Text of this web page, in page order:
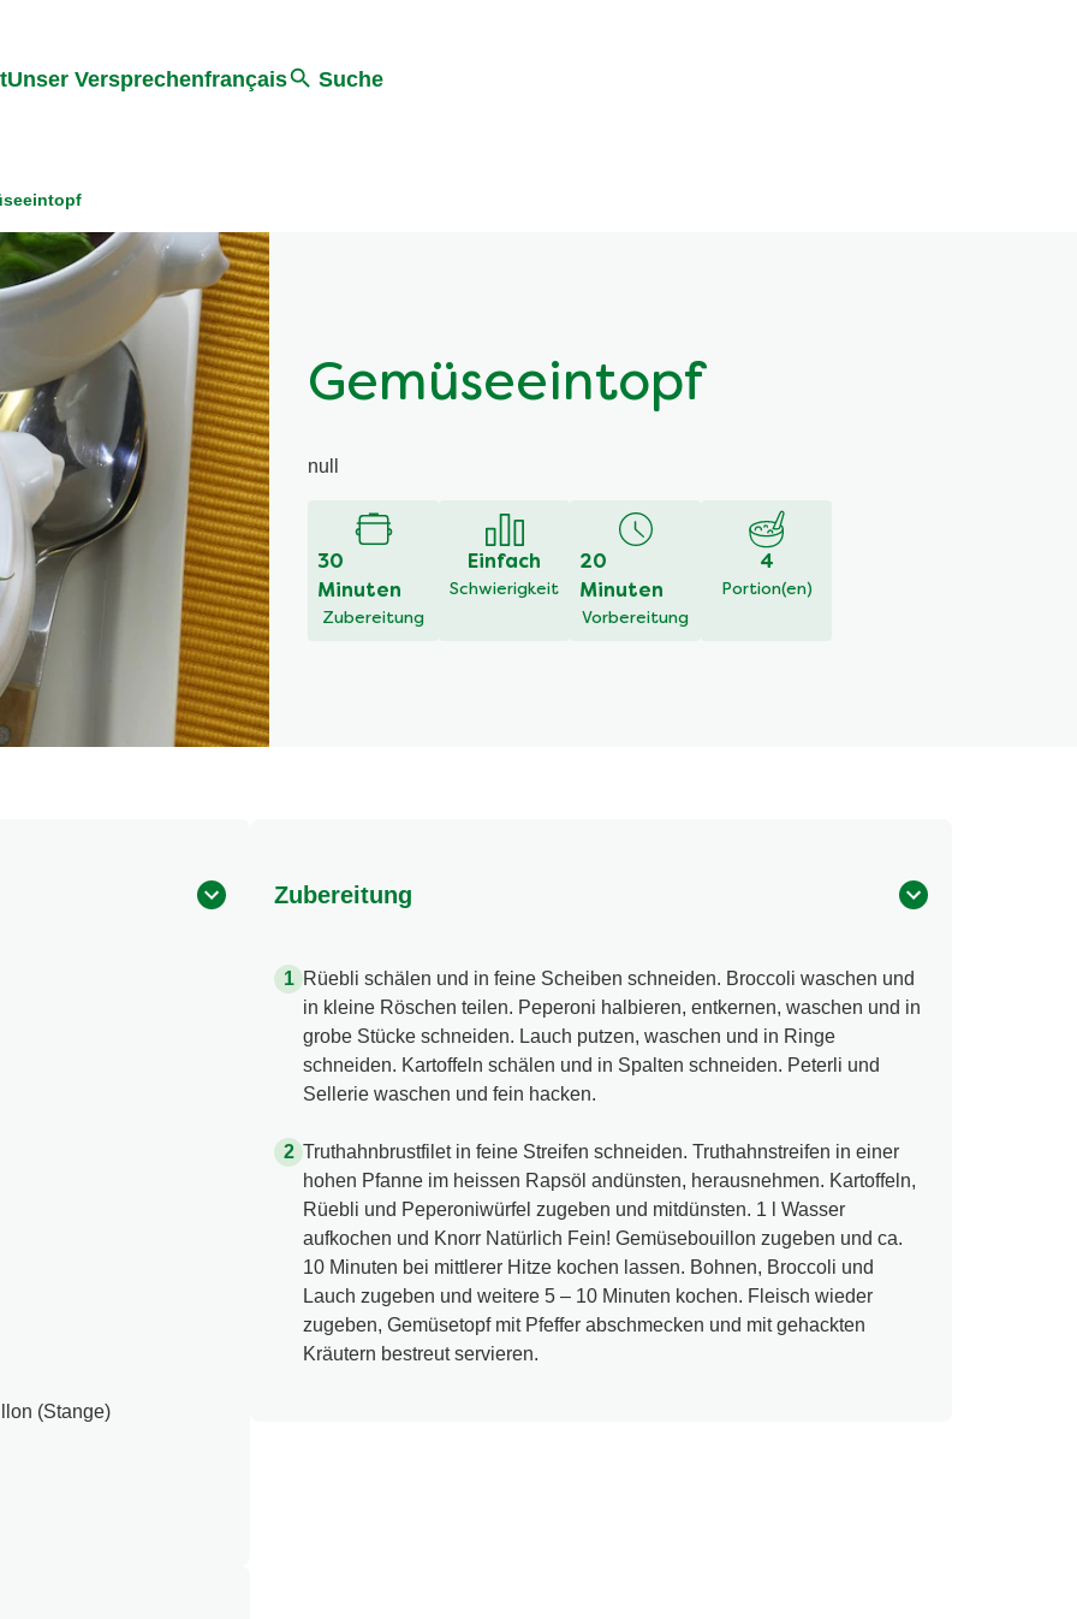
Unser Versprechenfrançais Suche
Gemüseeintopf
null
30
Minuten
Zubereitung
Einfach
Schwierigkeit
20
Minuten
Vorbereitung
4
Portion(en)
(Stange)
Zubereitung
Rüebli schälen und in feine Scheiben schneiden. Broccoli waschen und
in kleine Röschen teilen. Peperoni halbieren, entkernen, waschen und in
grobe Stücke schneiden. Lauch putzen, waschen und in Ringe
schneiden. Kartoffeln schälen und in Spalten schneiden. Peterli und
Sellerie waschen und fein hacken.
Truthahnbrustfilet in feine Streifen schneiden. Truthahnstreifen in einer
hohen Pfanne im heissen Rapsöl andünsten, herausnehmen. Kartoffeln,
Rüebli und Peperoniwürfel zugeben und mitdünsten. 1 l Wasser
aufkochen und Knorr Natürlich Fein! Gemüsebouillon zugeben und ca.
10 Minuten bei mittlerer Hitze kochen lassen. Bohnen, Broccoli und
Lauch zugeben und weitere 5 – 10 Minuten kochen. Fleisch wieder
zugeben, Gemüsetopf mit Pfeffer abschmecken und mit gehackten
Kräutern bestreut servieren.